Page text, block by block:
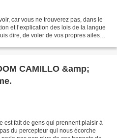
car vous ne trouverez pas, dans le
et l’explication des lois de la langue
dire, de voler de vos propres ailes
CAMILLO &amp;
est fait de gens qui prennent plaisir à
du percepteur qui nous écorche